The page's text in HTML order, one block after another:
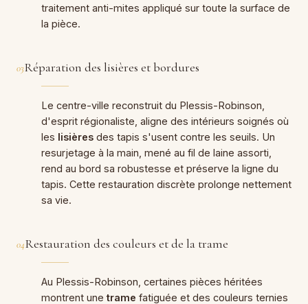
traitement anti-mites appliqué sur toute la surface de
la pièce.
03Réparation des lisières et bordures
Le centre-ville reconstruit du Plessis-Robinson,
d'esprit régionaliste, aligne des intérieurs soignés où
les lisières des tapis s'usent contre les seuils. Un
resurjetage à la main, mené au fil de laine assorti,
rend au bord sa robustesse et préserve la ligne du
tapis. Cette restauration discrète prolonge nettement
sa vie.
04Restauration des couleurs et de la trame
Au Plessis-Robinson, certaines pièces héritées
montrent unetrame fatiguée et des couleurs ternies